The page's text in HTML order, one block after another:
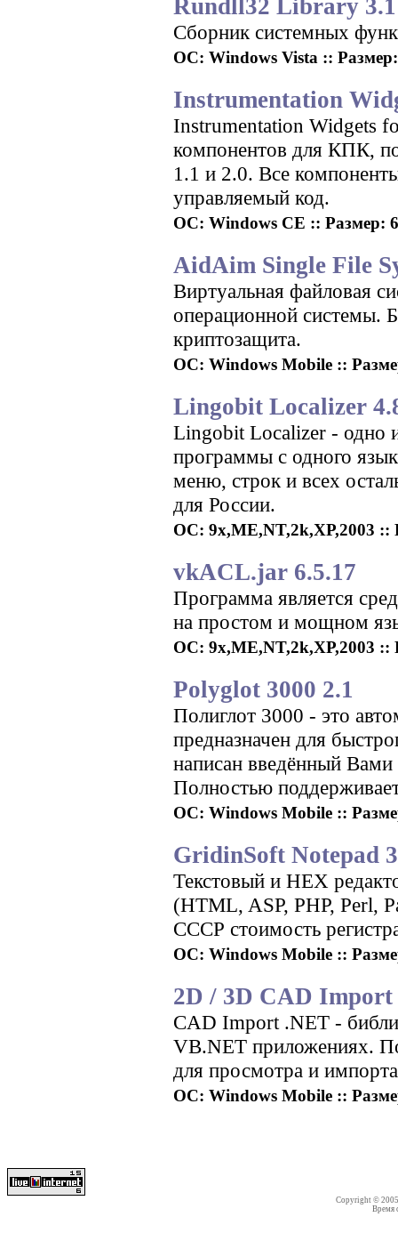
Rundll32 Library 3.1
Сборник системных
ОС: Windows Vista ::
Instrumentation
Instrumentation Widgets
компонентов для КПК,
1.1 и 2.0. Все
управляемый код.
ОС: Windows CE :: Размер:
AidAim Single File
Виртуальная файловая
операционной системы.
криптозащита.
ОС: Windows Mobile ::
Lingobit Localizer
Lingobit Localizer - одно
программы с одного
меню, строк и всех
для России.
ОС: 9x,ME,NT,2k,XP,2003 ::
vkACL.jar 6.5.17
Программа является
на простом и мощном
ОС: 9x,ME,NT,2k,XP,2003 ::
Polyglot 3000 2.1
Полиглот 3000 - это
предназначен для
написан введённый Вами
Полностью
ОС: Windows Mobile ::
GridinSoft Notepad
Текстовый и HEX
(HTML, ASP, PHP, Perl,
СССР стоимость
ОС: Windows Mobile ::
2D / 3D CAD Import
CAD Import .NET -
VB.NET приложениях.
для просмотра и
ОС: Windows Mobile ::
Copyright ©
Время